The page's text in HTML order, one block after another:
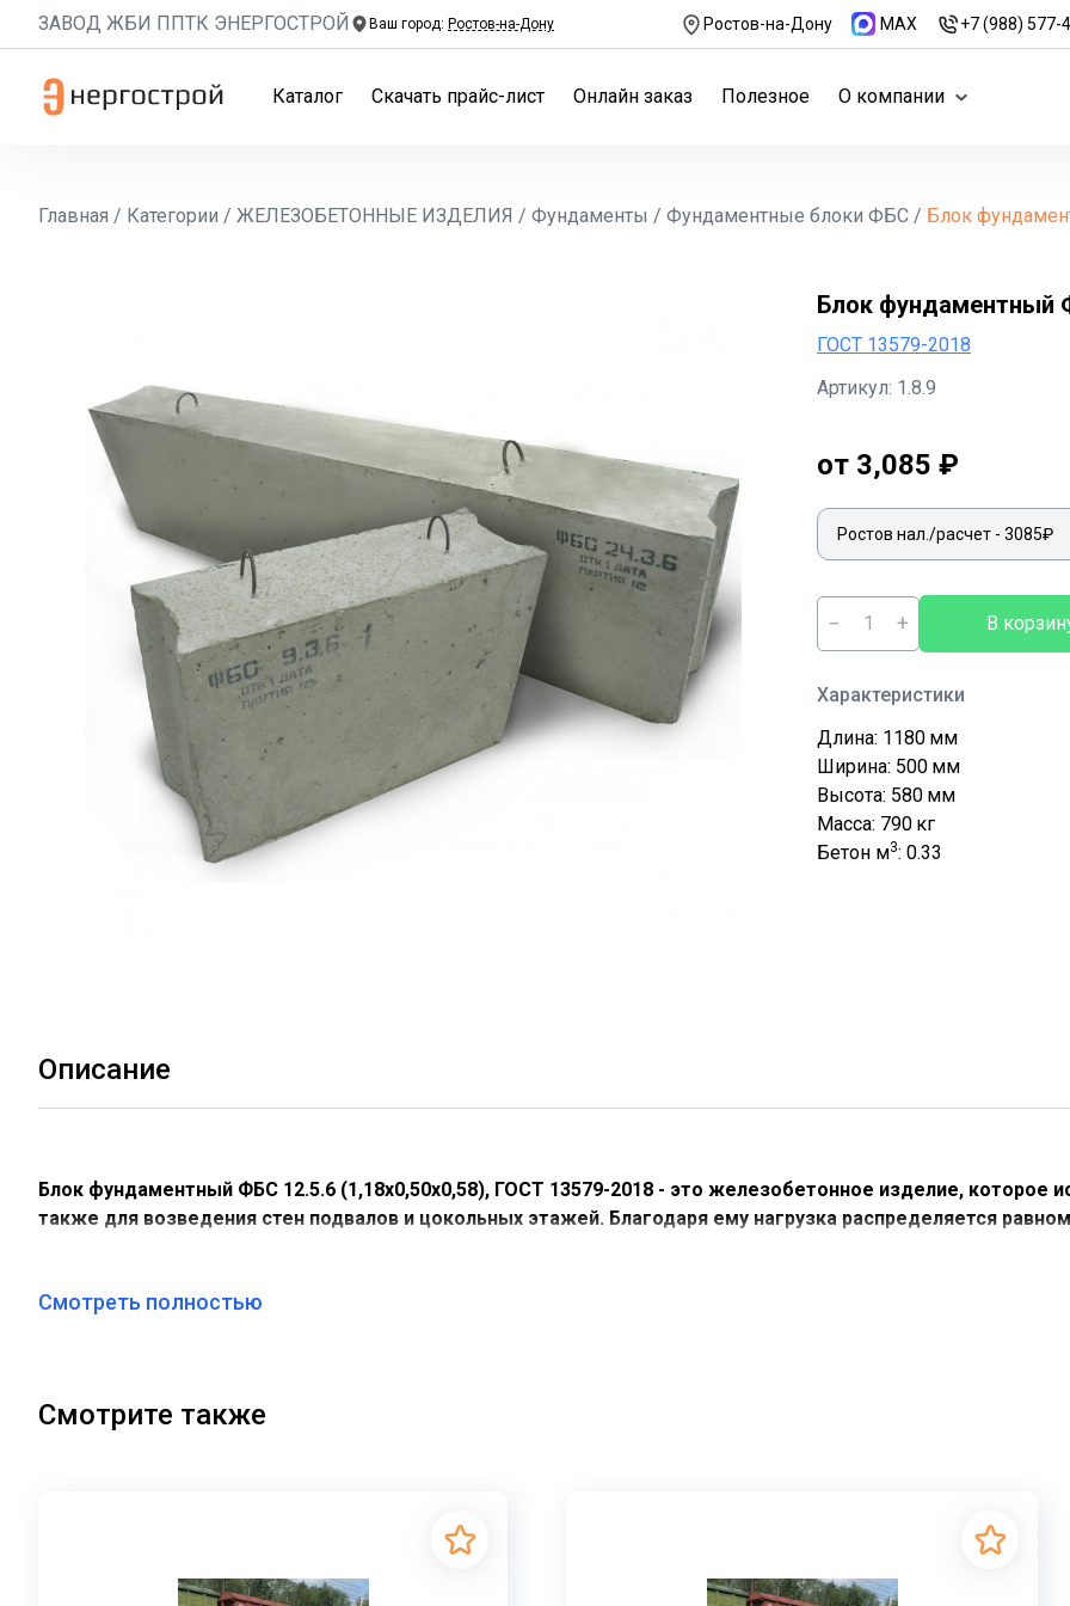
ЗАВОД ЖБИ ППТК ЭНЕРГОСТРОЙ Ваш город: Ростов-на-Дону Ростов-на-Дону MAX +7 (988) 577-
Каталог Скачать прайс-лист Онлайн заказ Полезное О компании
Главная / Категории / ЖЕЛЕЗОБЕТОННЫЕ ИЗДЕЛИЯ / Фундаменты / Фундаментные блоки ФБС / Блок
Блок фундаментный
ГОСТ 13579-2018
Артикул: 1.8.9
от 3,085 ₽
− + В
Характеристики
Длина: 1180 мм
Ширина: 500 мм
Высота: 580 мм
Масса: 790 кг
Бетон м3: 0.33
Описание
Блок фундаментный ФБС 12.5.6 (1,18х0,50х0,58), ГОСТ 13579-2018 - это железобетонное изделие, которое
также для возведения стен подвалов и цокольных этажей. Благодаря ему нагрузка распределяется
Характеристики :
Ширина - 500 мм
Масса - 790 кг
Фундаментные блоки марки ФБС 12-5-6 т представляют собой прочное и надежное решение для основания
Смотреть полностью
Смотрите также